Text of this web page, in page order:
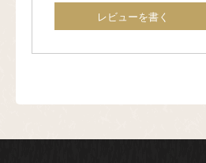
レビューを書く